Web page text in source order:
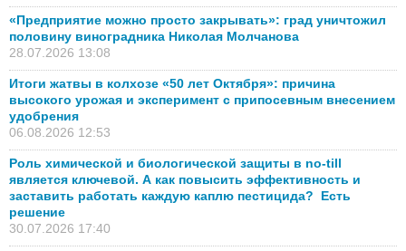
«Предприятие можно просто закрывать»: град уничтожил
половину виноградника Николая Молчанова
28.07.2026 13:08
Итоги жатвы в колхозе «50 лет Октября»: причина
высокого урожая и эксперимент с припосевным внесением
удобрения
06.08.2026 12:53
Роль химической и биологической защиты в no-till
является ключевой. А как повысить эффективность и
заставить работать каждую каплю пестицида? Есть
решение
30.07.2026 17:40